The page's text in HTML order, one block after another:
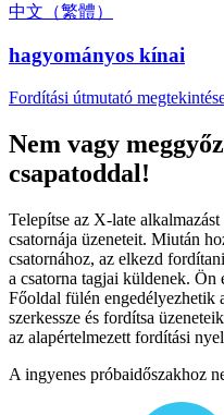
中文（繁體）
hagyományos kínai
Fordítási útmutató
Nem vagy
csapatoddal!
Telepítse az X-late
csatornája üzeneteit. Miután
csatornához, az elkezd
a csatorna tagjai küldenek. Ön
Főoldal fülén engedélyezhetik
szerkessze és fordítsa
az alapértelmezett fordítási
A ingyenes próbaidőszakhoz